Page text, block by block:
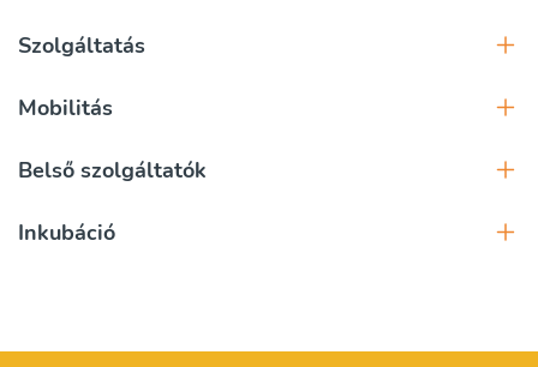
Szolgáltatás
Mobilitás
Belső szolgáltatók
Inkubáció